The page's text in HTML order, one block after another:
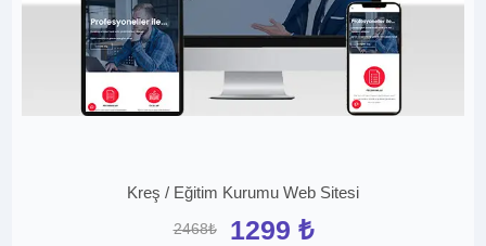
Kreş / Eğitim Kurumu Web Sitesi
2468₺ 1299 ₺